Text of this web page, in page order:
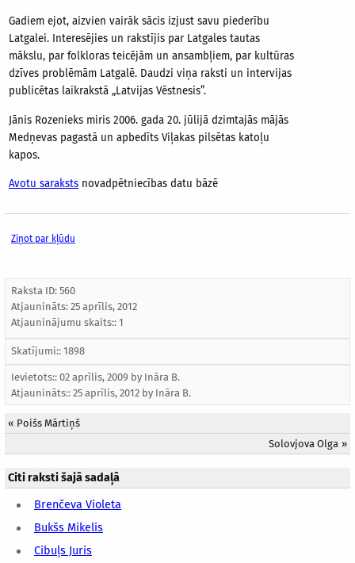
Gadiem ejot, aizvien vairāk sācis izjust savu piederību
Latgalei. Interesējies un rakstījis par Latgales tautas
mākslu, par folkloras teicējām un ansambļiem, par kultūras
dzīves problēmām Latgalē. Daudzi viņa raksti un intervijas
publicētas laikrakstā „Latvijas Vēstnesis”.
Jānis Rozenieks miris 2006. gada 20. jūlijā dzimtajās mājās
Medņevas pagastā un apbedīts Viļakas pilsētas katoļu
kapos.
Avotu saraksts novadpētniecības datu bāzē
Ziņot par kļūdu
Raksta ID: 560
Atjaunināts: 25 aprīlis, 2012
Atjauninājumu skaits:: 1
Skatījumi:: 1898
Ievietots:: 02 aprīlis, 2009 by Ināra B.
Atjaunināts:: 25 aprīlis, 2012 by Ināra B.
« Poišs Mārtiņš
Solovjova Olga »
Citi raksti šajā sadaļā
Brenčeva Violeta
Bukšs Mikelis
Cibuļs Juris